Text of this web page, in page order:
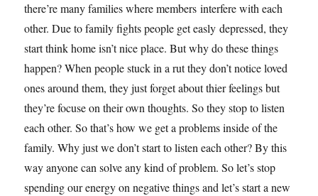
there’re many families where members interfere with each
other. Due to family fights people get easly depressed, they
start think home isn’t nice place. But why do these things
happen? When people stuck in a rut they don’t notice loved
ones around them, they just forget about thier feelings but
they’re focuse on their own thoughts. So they stop to listen
each other. So that’s how we get a problems inside of the
family. Why just we don’t start to listen each other? By this
way anyone can solve any kind of problem. So let’s stop
spending our energy on negative things and let’s start a new